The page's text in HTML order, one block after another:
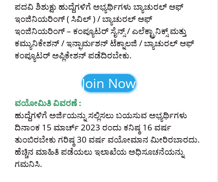
ಪದವಿ ಶಿಶುಕ್ಷು ಹುದ್ದೆಗಳಿಗೆ ಅಭ್ಯರ್ಥಿಗಳು ಬ್ಯಾಚುರಲ್ ಆಫ್
ಇಂಜಿನಿಯರಿಂಗ್ ( ಸಿವಿಲ್ ) / ಬ್ಯಾಚುರಲ್ ಆಫ್
ಇಂಜಿನಿಯರಿಂಗ್ – ಕಂಪ್ಯೂಟರ್ ಸೈನ್ಸ್ / ಎಲೆಕ್ಟ್ರಾನಿಕ್ಸ್ ಮತ್ತು
ಕಮ್ಯುನಿಕೇಶನ್ / ಇನ್ಫಾರ್ಮಶನ್ ಟೆಕ್ನಾಲಜಿ / ಬ್ಯಾಚುರಲ್ ಆಫ್
ಕಂಪ್ಯೂಟರ್ ಅಪ್ಲಿಕೇಶನ್ ಪಡೆದಿರಬೇಕು.
Join Now
ವಯೋಮಿತಿ ವಿವರಣೆ :
ಹುದ್ದೆಗಳಿಗೆ ಅರ್ಜಿಯನ್ನು ಸಲ್ಲಿಸಲು ಬಯಸುವ ಅಭ್ಯರ್ಥಿಗಳು
ದಿನಾಂಕ 15 ಮಾರ್ಚ್ 2023 ರಂದು ಕನಿಷ್ಠ 16 ವರ್ಷ
ತುಂಬಿರಬೇಕು ಗರಿಷ್ಠ 30 ವರ್ಷ ವಯೋಮಾನ ಮೀರಿರಬಾರದು.
ಹೆಚ್ಚಿನ ಮಾಹಿತಿ ಪಡೆಯಲು ಇಲಾಖೆಯ ಅಧಿಸೂಚನೆಯನ್ನು
ಗಮನಿಸಿ.